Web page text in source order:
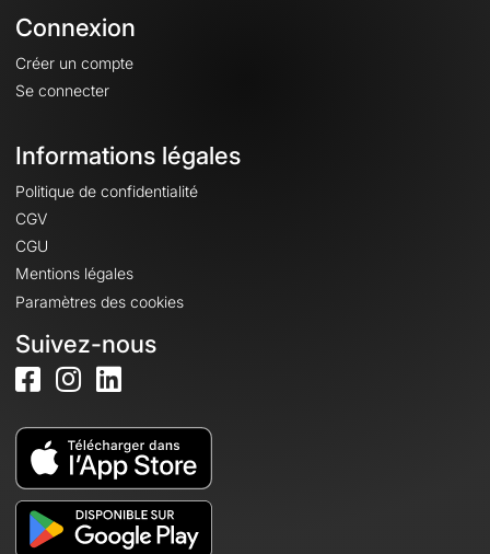
Connexion
Créer un compte
Se connecter
Informations légales
Politique de confidentialité
CGV
CGU
Mentions légales
Paramètres des cookies
Suivez-nous